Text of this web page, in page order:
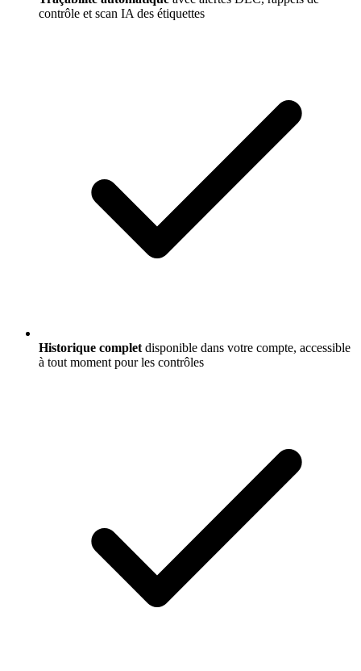
contrôle et scan IA des étiquettes
Historique completdisponible dans votre compte, accessible
à tout moment pour les contrôles